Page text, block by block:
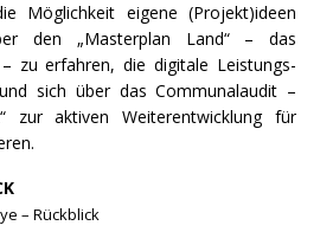
Möglichkeit eigene (Projekt)ideen
den „Masterplan Land“ – das
zu erfahren, die digitale Leistungs-
sich über das Communalaudit –
zur aktiven Weiterentwicklung für
– Rückblick